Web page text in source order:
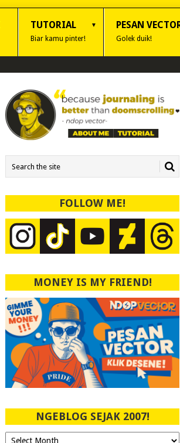
TUTORIAL
Biar kamu pinter!
PESAN
Golek duik!
FOLLOW ME!
MONEY IS MY FRIEND!
NGEBLOG SEJAK 2007!
Ngeblog